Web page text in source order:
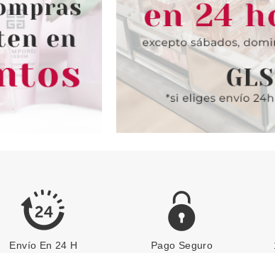
Envío En 24 H Pago Seguro